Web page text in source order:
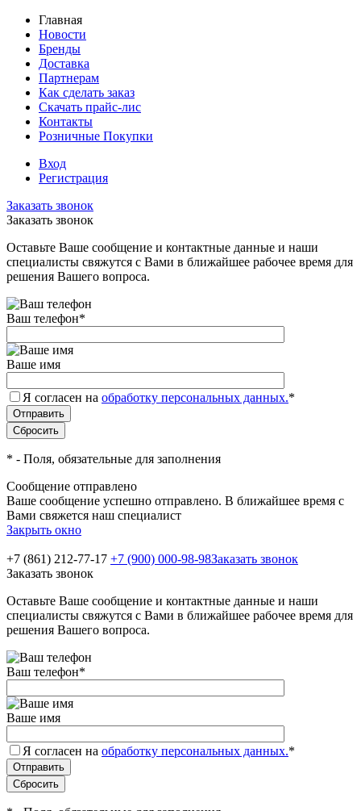
Главная
Новости
Бренды
Доставка
Партнерам
Как сделать заказ
Скачать прайс-лис
Контакты
Розничные Покупки
Вход
Регистрация
Заказать звонок
Заказать звонок
Оставьте Ваше сообщение и контактные данные и наши
специалисты свяжутся с Вами в ближайшее рабочее время для
решения Вашего вопроса.
Ваш телефон*
Ваше имя
Я согласен на обработку персональных данных.*
* - Поля, обязательные для заполнения
Сообщение отправлено
Ваше сообщение успешно отправлено. В ближайшее время с
Вами свяжется наш специалист
Закрыть окно
+7 (861) 212-77-17 +7 (900) 000-98-98Заказать звонок
Заказать звонок
Оставьте Ваше сообщение и контактные данные и наши
специалисты свяжутся с Вами в ближайшее рабочее время для
решения Вашего вопроса.
Ваш телефон*
Ваше имя
Я согласен на обработку персональных данных.*